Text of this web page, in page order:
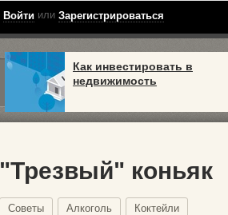
Войти или Зарегистрироваться
Как инвестировать в
недвижимость
"Трезвый" коньяк
Советы Алкоголь Коктейли